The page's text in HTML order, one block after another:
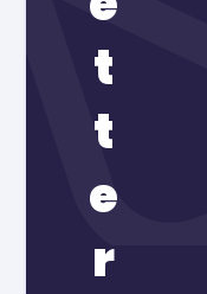
t
t
e
r